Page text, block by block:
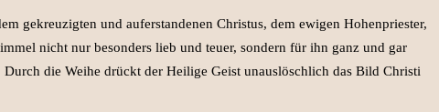
gekreuzigten und auferstandenen Christus, dem ewigen Hohenpriester,
nicht nur besonders lieb und teuer, sondern für ihn ganz und gar
die Weihe drückt der Heilige Geist unauslöschlich das Bild Christi